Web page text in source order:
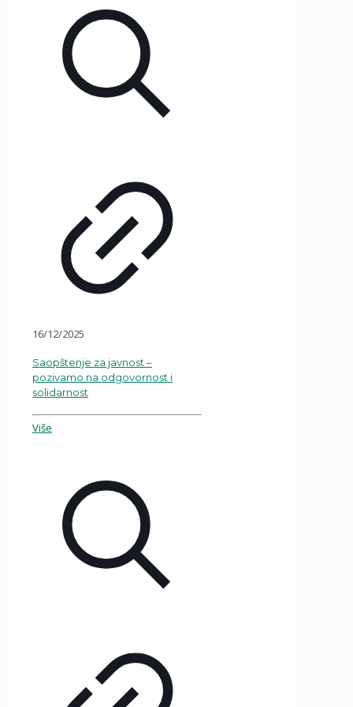
16/12/2025
Saopštenje za javnost –
pozivamo na odgovornost i
solidarnost
Više